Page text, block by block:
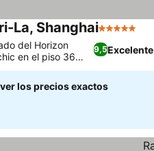
La, Shanghai5 Estrellas
9,5Excelente
del Horizon
en el piso 36
los precios exactos